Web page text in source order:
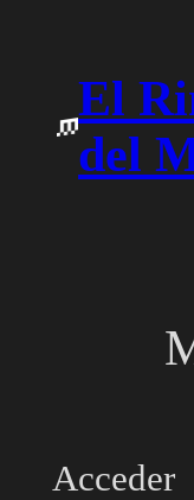
contenidoEl
del
Acceder